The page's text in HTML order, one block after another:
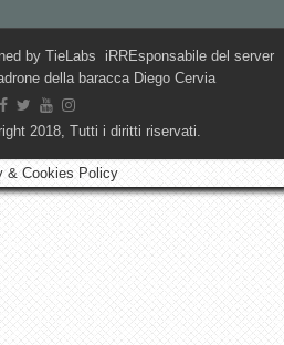
by TieLabs iRREsponsabile del server
della baracca Diego Cervia
2018, Tutti i diritti riservati.
& Cookies Policy